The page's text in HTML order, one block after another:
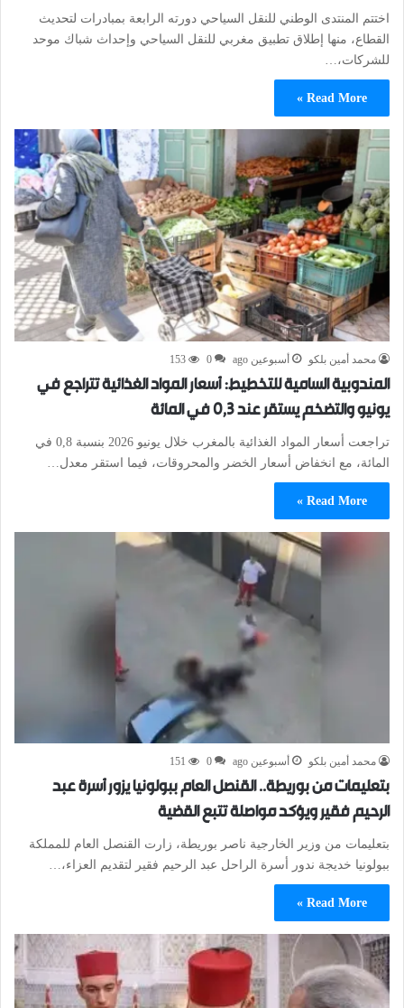
اختتم المنتدى الوطني للنقل السياحي دورته الرابعة بمبادرات لتحديث
القطاع، منها إطلاق تطبيق مغربي للنقل السياحي وإحداث شباك موحد
للشركات،…
Read More »
محمد أمين بلكو أسبوعين ago 0
153
المندوبية السامية للتخطيط: أسعار المواد الغذائية تتراجع في
يونيو والتضخم يستقر عند 0,3 في المائة
تراجعت أسعار المواد الغذائية بالمغرب خلال يونيو 2026 بنسبة 0,8 في
المائة، مع انخفاض أسعار الخضر والمحروقات، فيما استقر معدل…
Read More »
محمد أمين بلكو أسبوعين ago 0
151
بتعليمات من بوريطة.. القنصل العام ببولونيا يزور أسرة عبد
الرحيم فقير ويؤكد مواصلة تتبع القضية
بتعليمات من وزير الخارجية ناصر بوريطة، زارت القنصل العام للمملكة
ببولونيا خديجة ندور أسرة الراحل عبد الرحيم فقير لتقديم العزاء،…
Read More »